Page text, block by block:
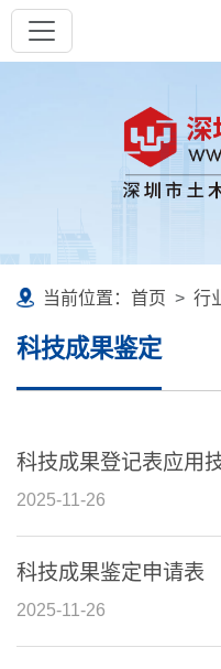
当前位置： 首页 行
科技成果鉴定
科技成果登记表应用
2025-11-26
科技成果鉴定申请表
2025-11-26